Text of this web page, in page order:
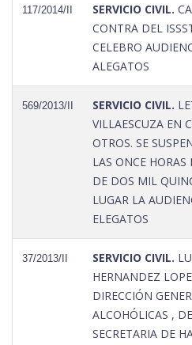
117/2014/II SERVICIO CIVIL.
CONTRA DEL
CELEBRO
ALEGATOS
569/2013/II SERVICIO CIVIL.
VILLAESCUZA EN
OTROS. SE
LAS ONCE
DE DOS MIL
LUGAR LA
ELEGATOS
37/2013/II SERVICIO CIVIL.
HERNANDEZ
DIRECCIÓN
ALCOHÓLICAS ,
SECRETARIA DE